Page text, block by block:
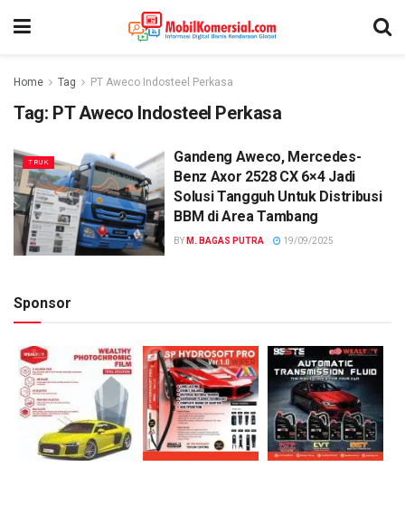
Home Tag PT Aweco Indosteel Perkasa
Tag: PT Aweco Indosteel Perkasa
TRUK
Gandeng Aweco, Mercedes-
Benz Axor 2528 CX 6×4 Jadi
Solusi Tangguh Untuk Distribusi
BBM di Area Tambang
BY M. BAGAS PUTRA 19/09/2025
Sponsor